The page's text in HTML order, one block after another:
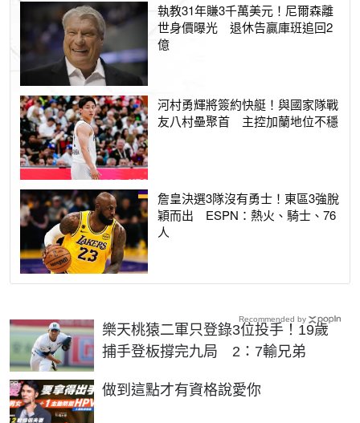
執教31年賺3千萬美元！尼爾森離
世身價曝光 退休告贏庫班追回2
億
河村勇輝將簽約快艇！與國家隊戰
友八村壘聚首 主控加蘭地位不穩
詹皇決選3隊沒有勇士！東區3強脫
穎而出 ESPN：熱火、騎士、76
人
樂天桃猿二軍只登錄3位投手！19歲
捕手登板撐完九局 2：7輸兄弟
做到這點才有資格說愛你
PR
Recommended by